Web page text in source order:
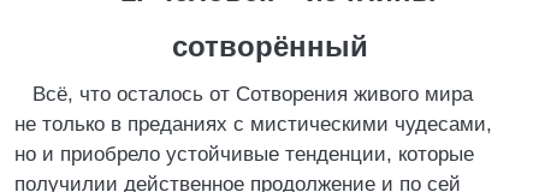
сотворённый
Всё, что осталось от Сотворения живого мира
не только в преданиях с мистическими чудесами,
но и приобрело устойчивые тенденции, которые
получилии действенное продолжение и по сей